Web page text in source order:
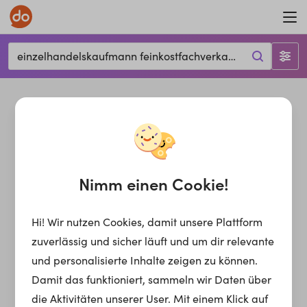
einzelhandelskaufmann feinkostfachverkauf, Recklinghausen, 45657
Nimm einen Cookie!
Hi! Wir nutzen Cookies, damit unsere Plattform
zuverlässig und sicher läuft und um dir relevante
und personalisierte Inhalte zeigen zu können.
Damit das funktioniert, sammeln wir Daten über
die Aktivitäten unserer User. Mit einem Klick auf